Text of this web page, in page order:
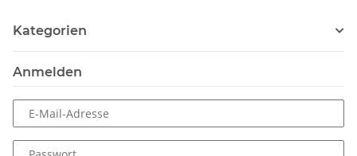
Kategorien
Anmelden
E-Mail-Adresse